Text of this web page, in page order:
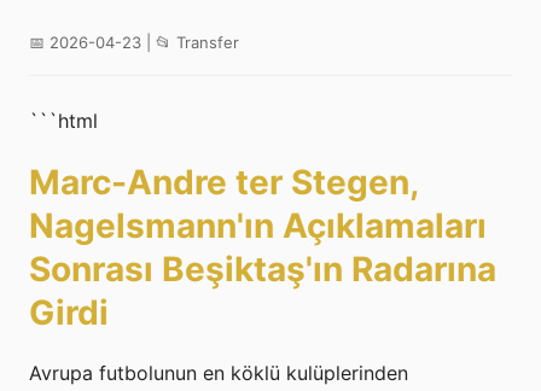
📅 2026-04-23 | 📂 Transfer
```html
Marc-Andre ter Stegen,
Nagelsmann'ın Açıklamaları
Sonrası Beşiktaş'ın Radarına
Girdi
Avrupa futbolunun en köklü kulüplerinden